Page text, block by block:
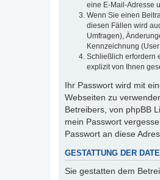
eine E-Mail-Adresse
Wenn Sie einen
diesen Fällen wird
Umfragen),
Kennzeichnung
Schließlich erfordern
explizit von Ihnen
Ihr Passwort wird mit
Webseiten zu
Betreibers, von phpBB
mein Passwort
Passwort an diese
GESTATTUNG DER
Sie gestatten dem